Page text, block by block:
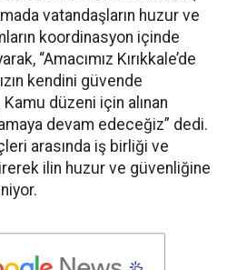
vatandaşların huzur ve
koordinasyon içinde
“Amacımız Kırıkkale’de
kendini güvende
düzeni için alınan
devam edeceğiz” dedi.
arasında iş birliği ve
ilin huzur ve güvenliğine